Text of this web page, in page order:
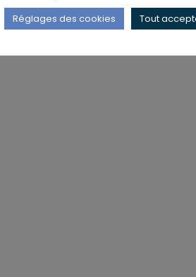
Réglages des cookies Tout